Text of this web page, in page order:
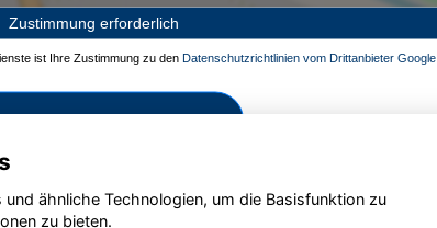
Zustimmung erforderlich
ist Ihre Zustimmung zu den Datenschutzrichtlinien vom Drittanbieter Google
und aktivieren
ähnliche Technologien, um die Basisfunktion zu
zu bieten.